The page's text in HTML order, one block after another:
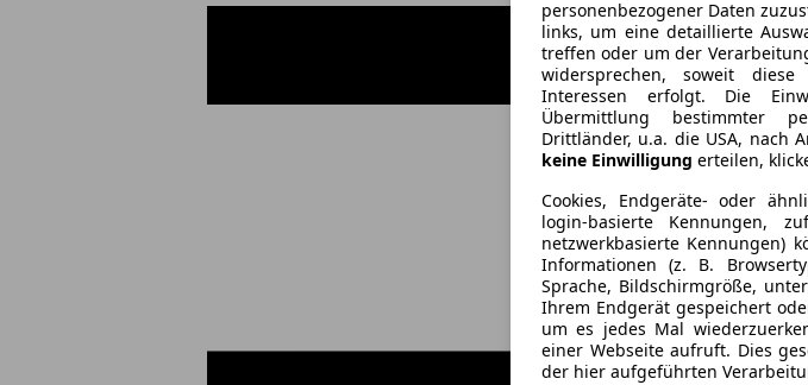
personenbezogener Daten
links, um eine detaillierte
treffen oder um der
widersprechen, soweit
Interessen erfolgt. Die
Übermittlung bestimmter
Drittländer, u.a. die USA, nach
keine Einwilligung erteilen,
Cookies, Endgeräte- oder
login-basierte Kennungen,
netzwerkbasierte Kennungen)
Informationen (z. B.
Sprache, Bildschirmgröße,
Ihrem Endgerät gespeichert
um es jedes Mal
einer Webseite aufruft. Dies
der hier aufgeführten